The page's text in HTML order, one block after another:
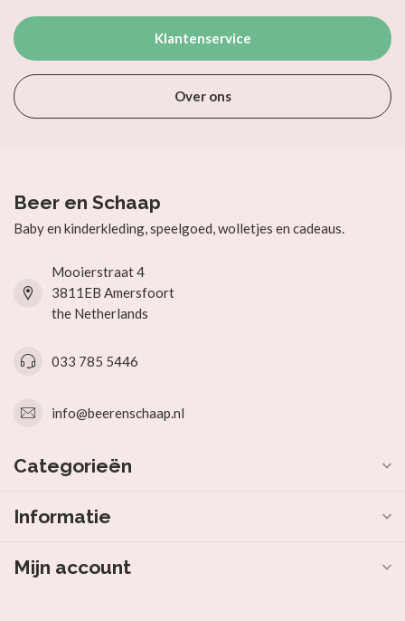
Klantenservice
Over ons
Beer en Schaap
Baby en kinderkleding, speelgoed, wolletjes en cadeaus.
Mooierstraat 4
3811EB Amersfoort
the Netherlands
033 785 5446
info@beerenschaap.nl
Categorieën
Informatie
Mijn account